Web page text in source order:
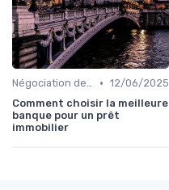
Négociation des conditions • 12/06/2025
Comment choisir la meilleure
banque pour un prêt
immobilier